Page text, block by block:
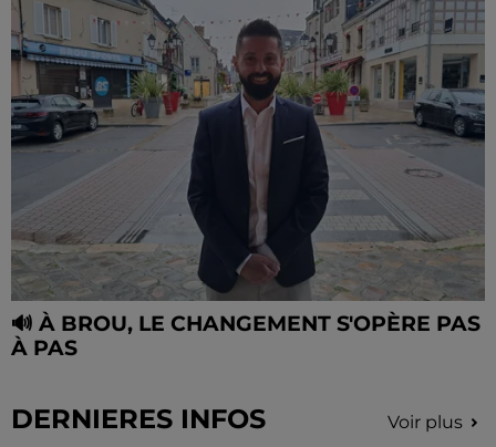
🔊 À BROU, LE CHANGEMENT S'OPÈRE PAS
À PAS
DERNIERES INFOS Voir plus